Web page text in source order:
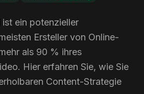
ein potenzieller
Ersteller von Online-
als 90 % ihres
Hier erfahren Sie, wie Sie
Content-Strategie